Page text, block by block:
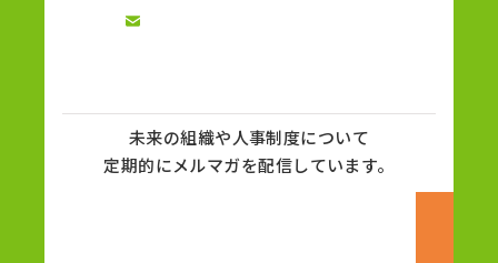
未来の組織や人事制度について
定期的にメルマガを配信しています。